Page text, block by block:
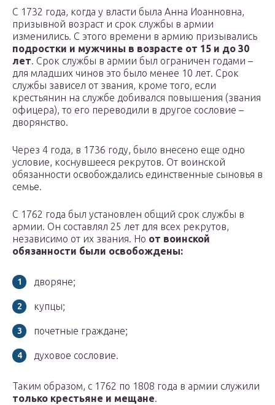
С 1732 года, когда у власти была Анна Иоанновна,
призывной возраст и срок службы в армии
изменились. С этого времени в армию призывались
подростки и мужчины в возрасте от 15 и до 30
лет. Срок службы в армии был ограничен годами –
для младших чинов это было менее 10 лет. Срок
службы зависел от звания, кроме того, если
крестьянин на службе добивался повышения (звания
офицера), то его переводили в другое сословие –
дворянство.
Через 4 года, в 1736 году, было внесено еще одно
условие, коснувшееся рекрутов. От воинской
обязанности освобождались единственные сыновья в
семье.
С 1762 года был установлен общий срок службы в
армии. Он составлял 25 лет для всех рекрутов,
независимо от их звания. Но от воинской
обязанности были освобождены:
дворяне;
купцы;
почетные граждане;
духовое сословие.
Таким образом, с 1762 по 1808 года в армии служили
только крестьяне и мещане.